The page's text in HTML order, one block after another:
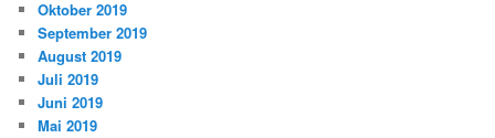
Oktober 2019
September 2019
August 2019
Juli 2019
Juni 2019
Mai 2019